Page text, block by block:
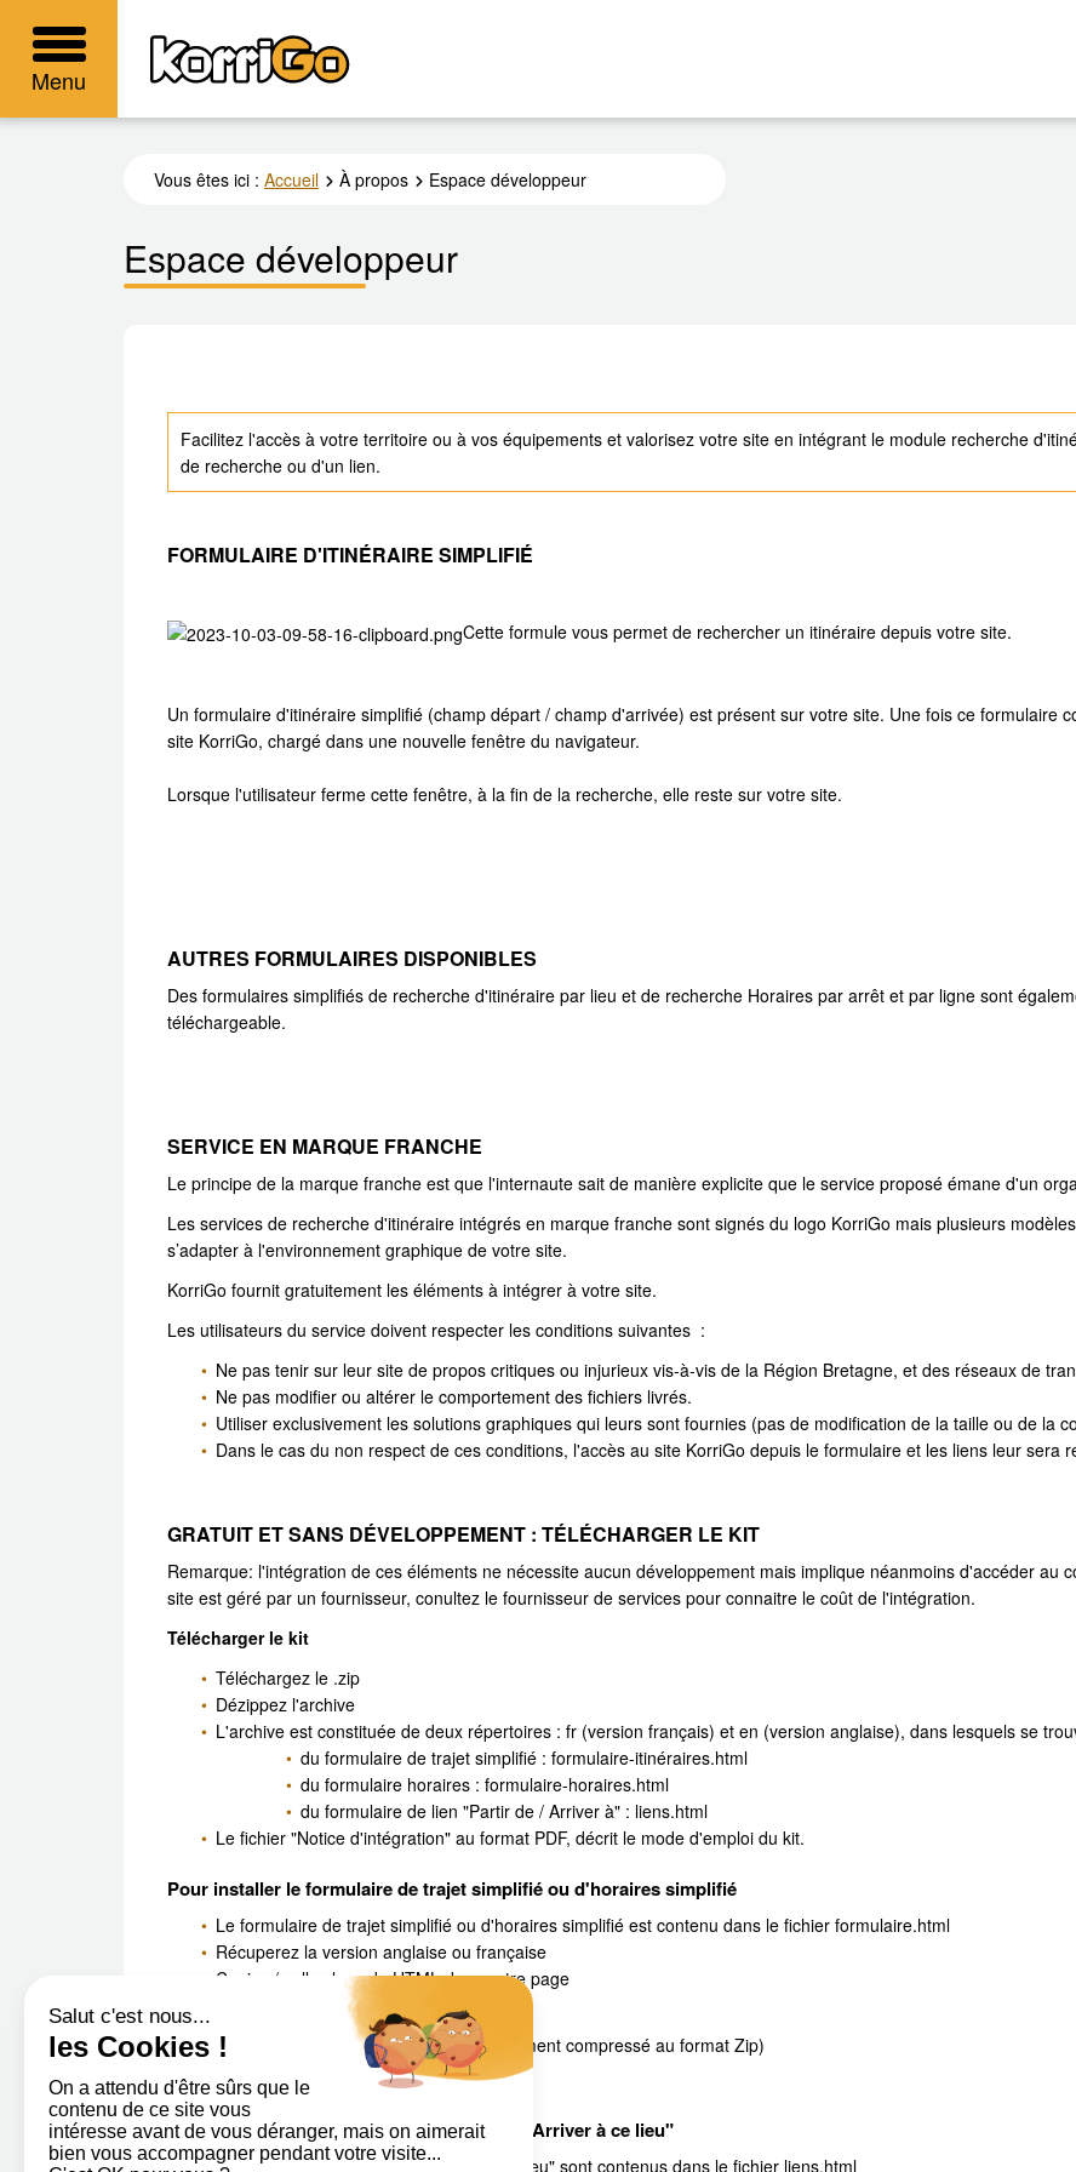
Menu
Vous êtes ici : Accueil À propos Espace développeur
Espace développeur
Facilitez l'accès à votre territoire ou à vos équipements et valorisez votre site en intégrant le module recherche
de recherche ou d'un lien.
FORMULAIRE D'ITINÉRAIRE SIMPLIFIÉ
Cette formule vous permet de rechercher un itinéraire depuis votre site.
Un formulaire d'itinéraire simplifié (champ départ / champ d'arrivée) est présent sur votre site. Une fois ce formulaire
site KorriGo, chargé dans une nouvelle fenêtre du navigateur.
Lorsque l'utilisateur ferme cette fenêtre, à la fin de la recherche, elle reste sur votre site.
AUTRES FORMULAIRES DISPONIBLES
Des formulaires simplifiés de recherche d'itinéraire par lieu et de recherche Horaires par arrêt et par ligne sont
téléchargeable.
SERVICE EN MARQUE FRANCHE
Le principe de la marque franche est que l'internaute sait de manière explicite que le service proposé émane d'un
Les services de recherche d'itinéraire intégrés en marque franche sont signés du logo KorriGo mais plusieurs
s’adapter à l'environnement graphique de votre site.
KorriGo fournit gratuitement les éléments à intégrer à votre site.
Les utilisateurs du service doivent respecter les conditions suivantes :
Ne pas tenir sur leur site de propos critiques ou injurieux vis-à-vis de la Région Bretagne, et des réseaux de
Ne pas modifier ou altérer le comportement des fichiers livrés.
Utiliser exclusivement les solutions graphiques qui leurs sont fournies (pas de modification de la taille ou de la
Dans le cas du non respect de ces conditions, l'accès au site KorriGo depuis le formulaire et les liens leur sera
GRATUIT ET SANS DÉVELOPPEMENT : TÉLÉCHARGER LE KIT
Remarque: l'intégration de ces éléments ne nécessite aucun développement mais implique néanmoins d'accéder au
site est géré par un fournisseur, conultez le fournisseur de services pour connaitre le coût de l'intégration.
Télécharger le kit
Téléchargez le .zip
Dézippez l'archive
L'archive est constituée de deux répertoires : fr (version français) et en (version anglaise), dans lesquels se
du formulaire de trajet simplifié : formulaire-itinéraires.html
du formulaire horaires : formulaire-horaires.html
du formulaire de lien "Partir de / Arriver à" : liens.html
Le fichier "Notice d'intégration" au format PDF, décrit le mode d'emploi du kit.
Pour installer le formulaire de trajet simplifié ou d'horaires simplifié
Le formulaire de trajet simplifié ou d'horaires simplifié est contenu dans le fichier formulaire.html
Récuperez la version anglaise ou française
Copiez / collez le code HTML dans votre page
Publiez votre page !
documentation-korrigo-marque-grise.zip(Document compressé au formatZip)
Pour installer les liens "Partir de ce lieu" / "Arriver à ce lieu"
Les liens "Partir de ce lieu / Arriver à ce lieu" sont contenus dans le fichier liens.html